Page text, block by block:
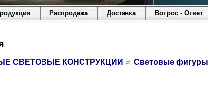
Распродажа Доставка Вопрос - Ответ
СВЕТОВЫЕ КОНСТРУКЦИИ Световые фигуры